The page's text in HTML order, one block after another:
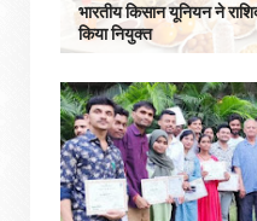
भारतीय किसान यूनियन ने
किया नियुक्त